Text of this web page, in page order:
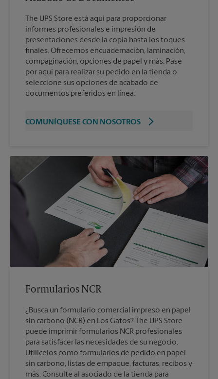
The UPS Store está aquí para proporcionar
informes profesionales e impresión de
presentaciones desde la copia hasta los toques
finales. Ofrecemos encuadernación, laminación,
compaginación, opciones de papel y más. Pase
por aquí para realizar su pedido en la tienda o
seleccione sus opciones de acabado de
documentos preferidos en línea.
COMUNÍQUESE CON NOSOTROS
Formularios NCR
¿Busca un formulario comercial impreso en papel
sin carbono (NCR) en Los Gatos? The UPS Store
puede imprimir formularios NCR profesionales
para satisfacer las necesidades de su negocio.
Utilícelos como formularios de pedido en papel
sin carbono, listas de empaque, facturas, recibos y
más. Consulte al asociado de la tienda para